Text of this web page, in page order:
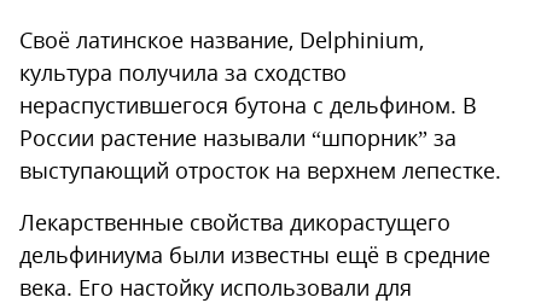
Уход за рассадой
Пикировка
Дельфиниум посадка и уход
Поливы и подкормки
Регулирование цветения
Своё латинское название, Delphinium,
культура получила за сходство
нераспустившегося бутона с дельфином. В
России растение называли “шпорник” за
выступающий отросток на верхнем лепестке.
Лекарственные свойства дикорастущего
дельфиниума были известны ещё в средние
века. Его настойку использовали для